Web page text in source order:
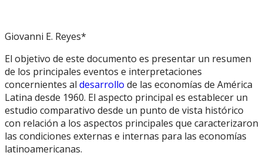
Giovanni E. Reyes*
El objetivo de este documento es presentar un resumen
de los principales eventos e interpretaciones
concernientes al desarrollo de las economías de América
Latina desde 1960. El aspecto principal es establecer un
estudio comparativo desde un punto de vista histórico
con relación a los aspectos principales que caracterizaron
las condiciones externas e internas para las economías
latinoamericanas.